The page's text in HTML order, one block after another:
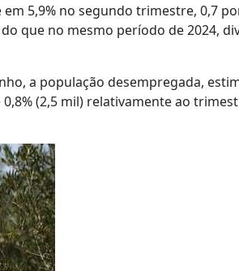
em 5,9% no segundo trimestre, 0,7
que no mesmo período de 2024,
a população desempregada,
(2,5 mil) relativamente ao